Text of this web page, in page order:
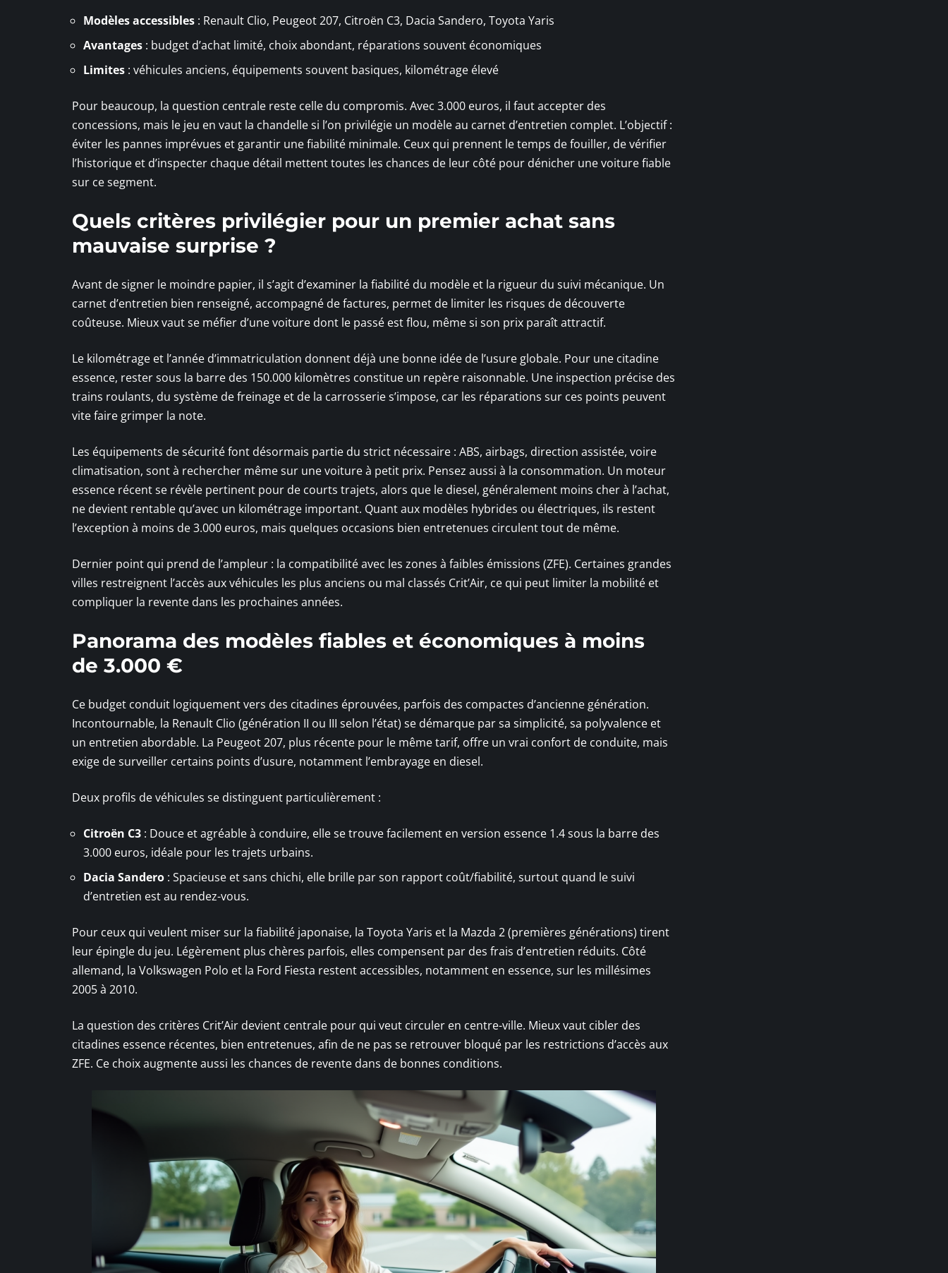
Modèles accessibles : Renault Clio, Peugeot 207, Citroën C3, Dacia Sandero, Toyota Yaris
Avantages : budget d’achat limité, choix abondant, réparations souvent économiques
Limites : véhicules anciens, équipements souvent basiques, kilométrage élevé
Pour beaucoup, la question centrale reste celle du compromis. Avec 3.000 euros, il faut accepter des
concessions, mais le jeu en vaut la chandelle si l’on privilégie un modèle au carnet d’entretien complet. L’objectif :
éviter les pannes imprévues et garantir une fiabilité minimale. Ceux qui prennent le temps de fouiller, de vérifier
l’historique et d’inspecter chaque détail mettent toutes les chances de leur côté pour dénicher une voiture fiable
sur ce segment.
Quels critères privilégier pour un premier achat sans
mauvaise surprise ?
Avant de signer le moindre papier, il s’agit d’examiner la fiabilité du modèle et la rigueur du suivi mécanique. Un
carnet d’entretien bien renseigné, accompagné de factures, permet de limiter les risques de découverte
coûteuse. Mieux vaut se méfier d’une voiture dont le passé est flou, même si son prix paraît attractif.
Le kilométrage et l’année d’immatriculation donnent déjà une bonne idée de l’usure globale. Pour une citadine
essence, rester sous la barre des 150.000 kilomètres constitue un repère raisonnable. Une inspection précise des
trains roulants, du système de freinage et de la carrosserie s’impose, car les réparations sur ces points peuvent
vite faire grimper la note.
Les équipements de sécurité font désormais partie du strict nécessaire : ABS, airbags, direction assistée, voire
climatisation, sont à rechercher même sur une voiture à petit prix. Pensez aussi à la consommation. Un moteur
essence récent se révèle pertinent pour de courts trajets, alors que le diesel, généralement moins cher à l’achat,
ne devient rentable qu’avec un kilométrage important. Quant aux modèles hybrides ou électriques, ils restent
l’exception à moins de 3.000 euros, mais quelques occasions bien entretenues circulent tout de même.
Dernier point qui prend de l’ampleur : la compatibilité avec les zones à faibles émissions (ZFE). Certaines grandes
villes restreignent l’accès aux véhicules les plus anciens ou mal classés Crit’Air, ce qui peut limiter la mobilité et
compliquer la revente dans les prochaines années.
Panorama des modèles fiables et économiques à moins
de 3.000 €
Ce budget conduit logiquement vers des citadines éprouvées, parfois des compactes d’ancienne génération.
Incontournable, la Renault Clio (génération II ou III selon l’état) se démarque par sa simplicité, sa polyvalence et
un entretien abordable. La Peugeot 207, plus récente pour le même tarif, offre un vrai confort de conduite, mais
exige de surveiller certains points d’usure, notamment l’embrayage en diesel.
Deux profils de véhicules se distinguent particulièrement :
Citroën C3 : Douce et agréable à conduire, elle se trouve facilement en version essence 1.4 sous la barre des
3.000 euros, idéale pour les trajets urbains.
Dacia Sandero : Spacieuse et sans chichi, elle brille par son rapport coût/fiabilité, surtout quand le suivi
d’entretien est au rendez-vous.
Pour ceux qui veulent miser sur la fiabilité japonaise, la Toyota Yaris et la Mazda 2 (premières générations) tirent
leur épingle du jeu. Légèrement plus chères parfois, elles compensent par des frais d’entretien réduits. Côté
allemand, la Volkswagen Polo et la Ford Fiesta restent accessibles, notamment en essence, sur les millésimes
2005 à 2010.
La question des critères Crit’Air devient centrale pour qui veut circuler en centre-ville. Mieux vaut cibler des
citadines essence récentes, bien entretenues, afin de ne pas se retrouver bloqué par les restrictions d’accès aux
ZFE. Ce choix augmente aussi les chances de revente dans de bonnes conditions.